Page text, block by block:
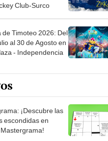
Club-Surco
de Timoteo 2026: Del
al 30 de Agosto en
- Independencia
¡Descubre las
escondidas en